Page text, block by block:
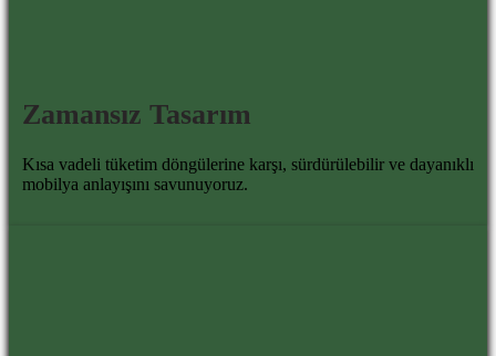
Zamansız Tasarım
Kısa vadeli tüketim döngülerine karşı, sürdürülebilir ve dayanıklı
mobilya anlayışını savunuyoruz.